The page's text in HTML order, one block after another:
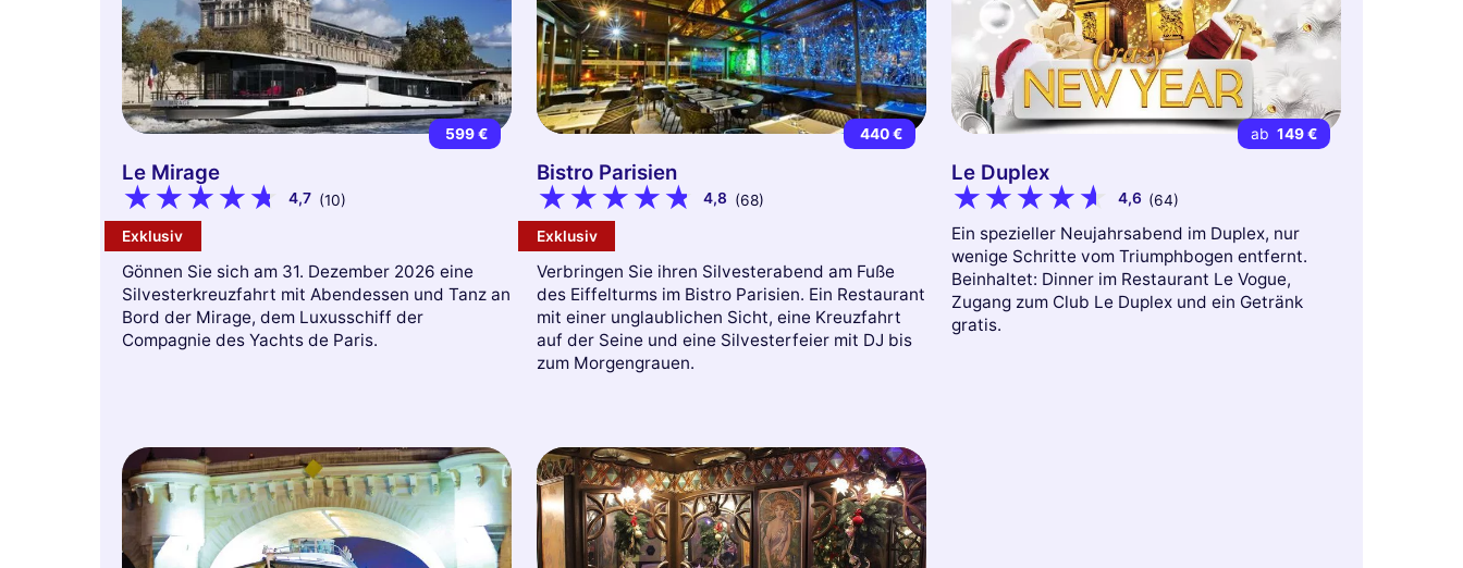
599 €
Le Mirage
4,7 (10)
Exklusiv
Gönnen Sie sich am 31. Dezember 2026 eine
Silvesterkreuzfahrt mit Abendessen und Tanz an
Bord der Mirage, dem Luxusschiff der
Compagnie des Yachts de Paris.
440 €
Bistro Parisien
4,8 (68)
Exklusiv
Verbringen Sie ihren Silvesterabend am Fuße
des Eiffelturms im Bistro Parisien. Ein Restaurant
mit einer unglaublichen Sicht, eine Kreuzfahrt
auf der Seine und eine Silvesterfeier mit DJ bis
zum Morgengrauen.
ab 149 €
Le Duplex
4,6 (64)
Ein spezieller Neujahrsabend im Duplex, nur
wenige Schritte vom Triumphbogen entfernt.
Beinhaltet: Dinner im Restaurant Le Vogue,
Zugang zum Club Le Duplex und ein Getränk
gratis.